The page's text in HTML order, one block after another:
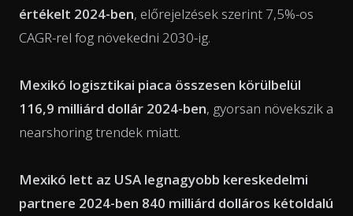
értékelt 2024-ben, előrejelzések szerint 7,5%-os
CAGR-rel fog növekedni 2030-ig.
Mexikó logisztikai piaca összesen körülbelül
116,9 milliárd dollár 2024-ben, gyorsan növekszik a
nearshoring trendek miatt.
Mexikó lett az USA legnagyobb kereskedelmi
partnere 2024-ben 840 milliárd dolláros kétoldalú